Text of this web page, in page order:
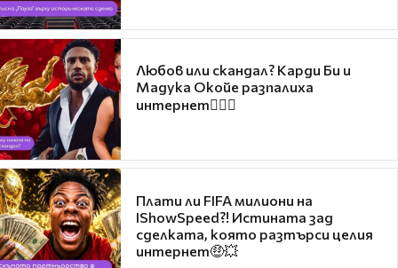
Любов или скандал? Карди Би и
Мадука Окойе разпалиха
интернет❤️‍🔥🔥
Плати ли FIFA милиони на
IShowSpeed?! Истината зад
сделката, която разтърси целия
интернет🤑💥